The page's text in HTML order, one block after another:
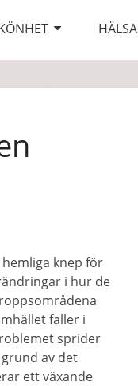
HÄLSA
knep för
i hur de
faller i
sprider
av det
ett växande